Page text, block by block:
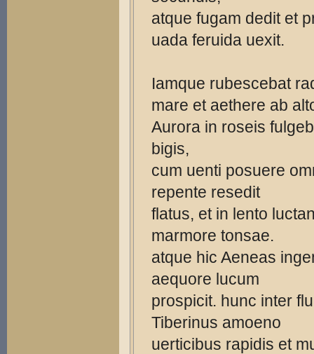
atque fugam dedit et
uada feruida uexit.
Iamque rubescebat
mare et aethere ab
Aurora in roseis
bigis,
cum uenti posuere
repente resedit
flatus, et in lento
marmore tonsae.
atque hic Aeneas
aequore lucum
prospicit. hunc inter
Tiberinus amoeno
uerticibus rapidis et